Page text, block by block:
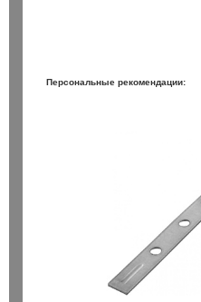
Персональные рекомендации: